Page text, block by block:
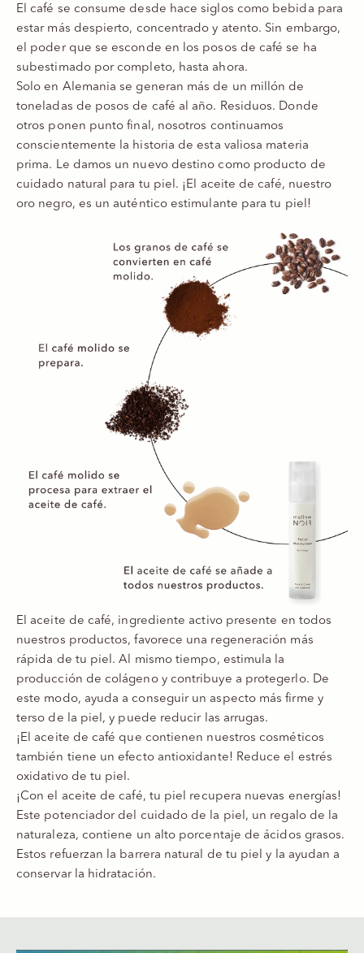
El café se consume desde hace siglos como bebida para
estar más despierto, concentrado y atento. Sin embargo,
el poder que se esconde en los posos de café se ha
subestimado por completo, hasta ahora.
Solo en Alemania se generan más de un millón de
toneladas de posos de café al año. Residuos. Donde
otros ponen punto final, nosotros continuamos
conscientemente la historia de esta valiosa materia
prima. Le damos un nuevo destino como producto de
cuidado natural para tu piel. ¡El aceite de café, nuestro
oro negro, es un auténtico estimulante para tu piel!
El aceite de café, ingrediente activo presente en todos
nuestros productos, favorece una regeneración más
rápida de tu piel. Al mismo tiempo, estimula la
producción de colágeno y contribuye a protegerlo. De
este modo, ayuda a conseguir un aspecto más firme y
terso de la piel, y puede reducir las arrugas.
¡El aceite de café que contienen nuestros cosméticos
también tiene un efecto antioxidante! Reduce el estrés
oxidativo de tu piel.
¡Con el aceite de café, tu piel recupera nuevas energías!
Este potenciador del cuidado de la piel, un regalo de la
naturaleza, contiene un alto porcentaje de ácidos grasos.
Estos refuerzan la barrera natural de tu piel y la ayudan a
conservar la hidratación.